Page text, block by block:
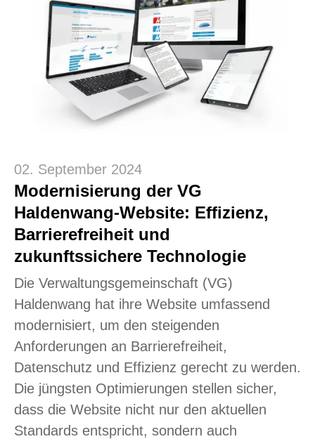
02. September 2024
Modernisierung der VG
Haldenwang-Website: Effizienz,
Barrierefreiheit und
zukunftssichere Technologie
Die Verwaltungsgemeinschaft (VG)
Haldenwang hat ihre Website umfassend
modernisiert, um den steigenden
Anforderungen an Barrierefreiheit,
Datenschutz und Effizienz gerecht zu werden.
Die jüngsten Optimierungen stellen sicher,
dass die Website nicht nur den aktuellen
Standards entspricht, sondern auch